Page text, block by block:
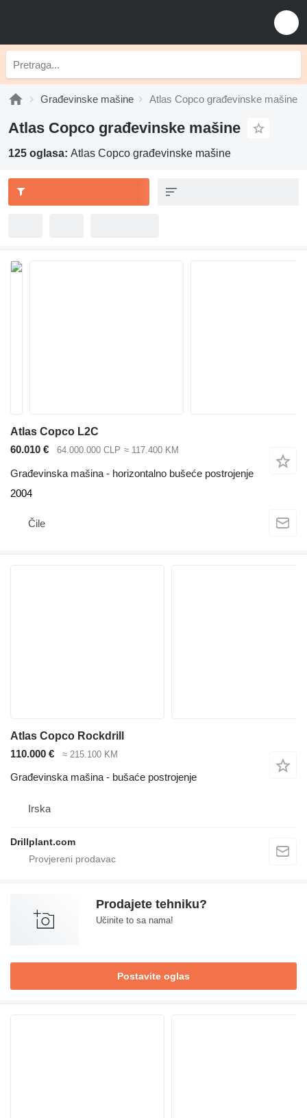
Građevinske mašine Atlas Copco građevinske mašine
Atlas Copco građevinske mašine
125 oglasa: Atlas Copco građevinske mašine
Atlas Copco L2C
60.010 €
64.000.000 CLP ≈ 117.400 KM
Građevinska mašina - horizontalno bušeće postrojenje
2004
Čile
Atlas Copco Rockdrill
110.000 €
≈ 215.100 KM
Građevinska mašina - bušaće postrojenje
Irska
Drillplant.com
Prodajete tehniku?
Učinite to sa nama!
Postavite oglas